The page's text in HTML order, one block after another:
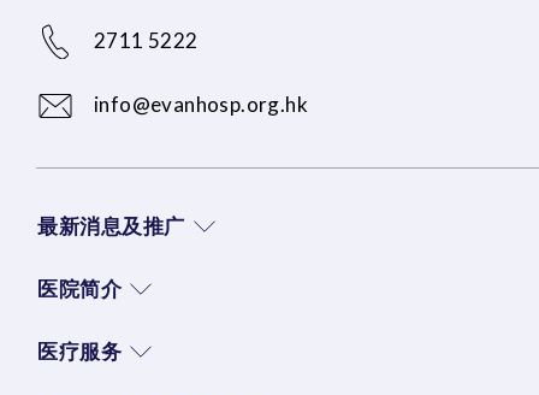
2711 5222
info@evanhosp.org.hk
最新消息及推广
医院简介
医疗服务